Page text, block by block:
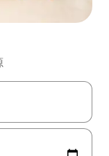
通过点击或滑动手势